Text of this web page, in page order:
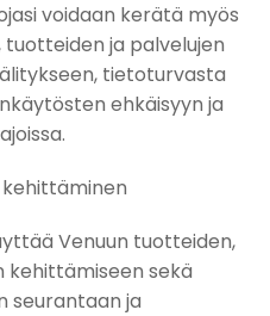
voidaan kerätä myös
ja palvelujen
tietoturvasta
ehkäisyyn ja
Venuun tuotteiden,
kehittämiseen sekä
seurantaan ja